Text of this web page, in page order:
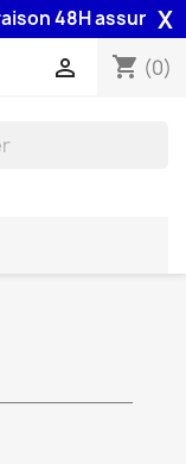
assurée par la X
shopping_cart (0)
